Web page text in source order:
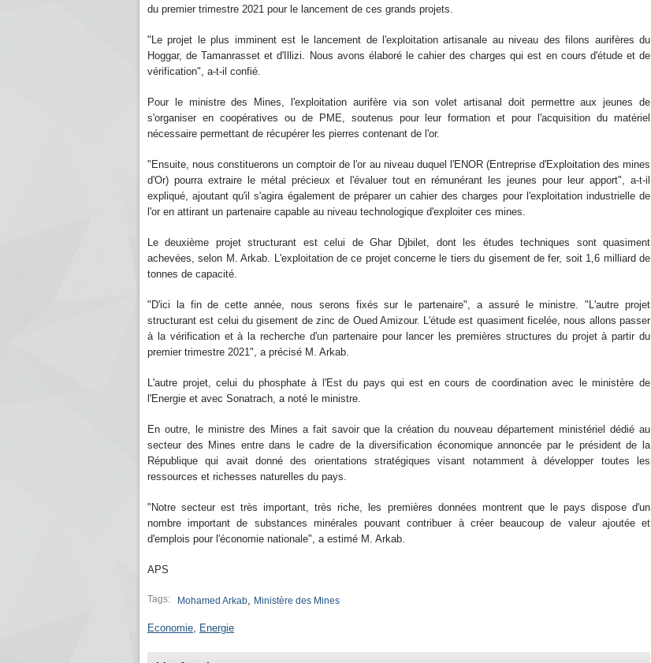
du premier trimestre 2021 pour le lancement de ces grands projets.
"Le projet le plus imminent est le lancement de l'exploitation artisanale au niveau des filons aurifères du
Hoggar, de Tamanrasset et d'Illizi. Nous avons élaboré le cahier des charges qui est en cours d'étude et de
vérification", a-t-il confié.
Pour le ministre des Mines, l'exploitation aurifère via son volet artisanal doit permettre aux jeunes de
s'organiser en coopératives ou de PME, soutenus pour leur formation et pour l'acquisition du matériel
nécessaire permettant de récupérer les pierres contenant de l'or.
"Ensuite, nous constituerons un comptoir de l'or au niveau duquel l'ENOR (Entreprise d'Exploitation des mines
d'Or) pourra extraire le métal précieux et l'évaluer tout en rémunérant les jeunes pour leur apport", a-t-il
expliqué, ajoutant qu'il s'agira également de préparer un cahier des charges pour l'exploitation industrielle de
l'or en attirant un partenaire capable au niveau technologique d'exploiter ces mines.
Le deuxième projet structurant est celui de Ghar Djbilet, dont les études techniques sont quasiment
achevées, selon M. Arkab. L'exploitation de ce projet concerne le tiers du gisement de fer, soit 1,6 milliard de
tonnes de capacité.
"D'ici la fin de cette année, nous serons fixés sur le partenaire", a assuré le ministre. "L'autre projet
structurant est celui du gisement de zinc de Oued Amizour. L'étude est quasiment ficelée, nous allons passer
à la vérification et à la recherche d'un partenaire pour lancer les premières structures du projet à partir du
premier trimestre 2021", a précisé M. Arkab.
L'autre projet, celui du phosphate à l'Est du pays qui est en cours de coordination avec le ministère de
l'Energie et avec Sonatrach, a noté le ministre.
En outre, le ministre des Mines a fait savoir que la création du nouveau département ministériel dédié au
secteur des Mines entre dans le cadre de la diversification économique annoncée par le président de la
République qui avait donné des orientations stratégiques visant notamment à développer toutes les
ressources et richesses naturelles du pays.
"Notre secteur est très important, très riche, les premières données montrent que le pays dispose d'un
nombre important de substances minérales pouvant contribuer à créer beaucoup de valeur ajoutée et
d'emplois pour l'économie nationale", a estimé M. Arkab.
APS
Tags: Mohamed Arkab, Ministère des Mines
Economie, Energie